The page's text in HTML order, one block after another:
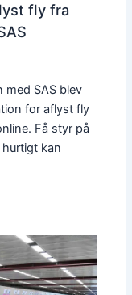
fly fra
med SAS blev
for aflyst fly
Få styr på
kan